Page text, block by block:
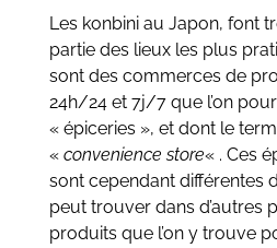
Les konbini au Japon, font
partie des lieux les plus
sont des commerces de
24h/24 et 7j/7 que l’on
« épiceries », et dont le
« convenience store« . Ces
sont cependant différentes
peut trouver dans d’autres
produits que l’on y trouve